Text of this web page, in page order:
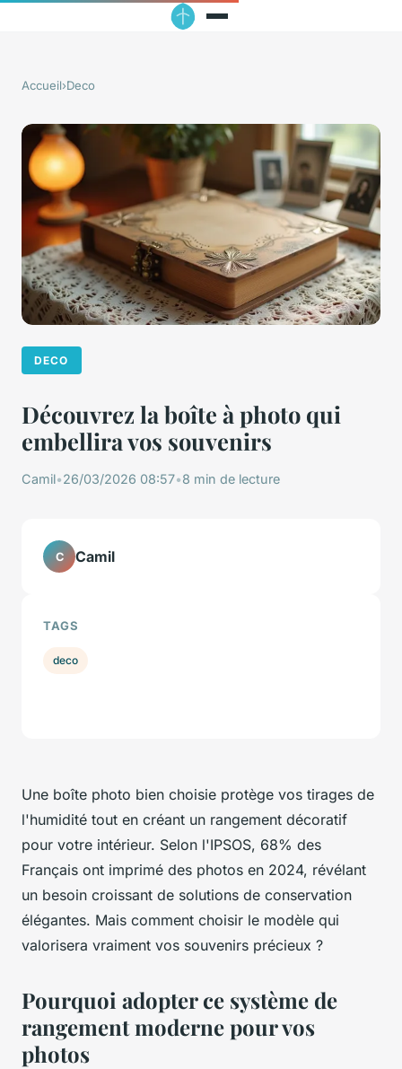
Accueil›Deco
DECO
Découvrez la boîte à photo qui
embellira vos souvenirs
Camil•26/03/2026 08:57•8 min de lecture
Une boîte photo bien choisie protège vos tirages de
l'humidité tout en créant un rangement décoratif
pour votre intérieur. Selon l'IPSOS, 68% des
Français ont imprimé des photos en 2024, révélant
un besoin croissant de solutions de conservation
élégantes. Mais comment choisir le modèle qui
valorisera vraiment vos souvenirs précieux ?
Pourquoi adopter ce système de
rangement moderne pour vos
photos
C Camil
TAGS
deco